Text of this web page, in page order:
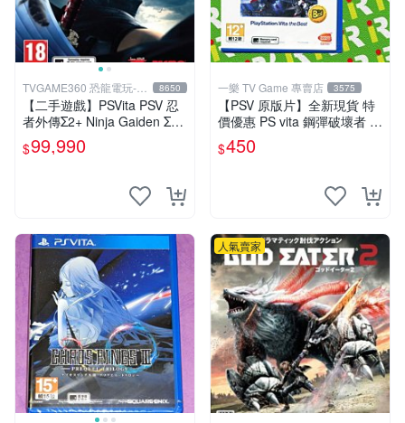
TVGAME360 恐龍電玩-台
中店
8650
【二手遊戲】PSVita PSV 忍
者外傳Σ2+ Ninja Gaiden Σ2
PLUS 中文版【台中恐龍電
玩】
$99,990
一樂 TV Game 專賣店 3575
【PSV 原版片】全新現貨 特
價優惠 PS vita 鋼彈破壞者 鋼
彈創壞者 亞日版 BEST 可繼
承至2代【一樂電玩】
$450
人氣賣家